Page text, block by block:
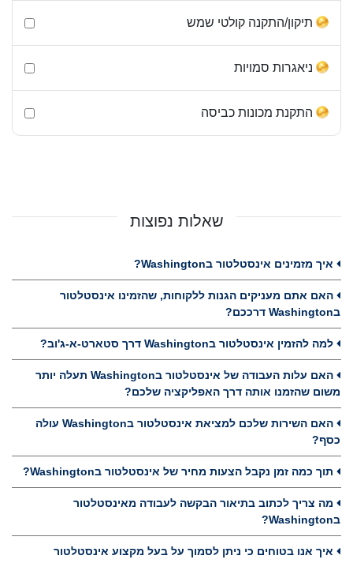
תיקון/התקנה קולטי שמש
ניאגרות סמויות
התקנת מכונות כביסה
שאלות נפוצות
איך מזמינים אינסטלטור בWashington?
האם אתם מעניקים הגנות ללקוחות, שהזמינו אינסטלטור
בWashington דרככם?
למה להזמין אינסטלטור בWashington דרך סטארט-א-ג'וב?
האם עלות העבודה של אינסטלטור בWashington תעלה יותר
משום שהזמנו אותה דרך האפליקציה שלכם?
האם השירות שלכם למציאת אינסטלטור בWashington עולה
כסף?
תוך כמה זמן נקבל הצעות מחיר של אינסטלטור בWashington?
מה צריך לכתוב בתיאור הבקשה לעבודה מאינסטלטור
בWashington?
איך אנו בטוחים כי ניתן לסמוך על בעל מקצוע אינסטלטור